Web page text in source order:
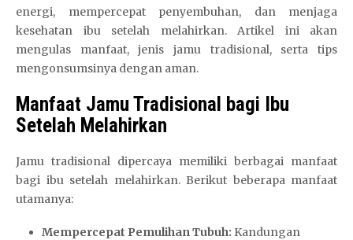
energi, mempercepat penyembuhan, dan menjaga
kesehatan ibu setelah melahirkan. Artikel ini akan
mengulas manfaat, jenis jamu tradisional, serta tips
mengonsumsinya dengan aman.
Manfaat Jamu Tradisional bagi Ibu
Setelah Melahirkan
Jamu tradisional dipercaya memiliki berbagai manfaat
bagi ibu setelah melahirkan. Berikut beberapa manfaat
utamanya:
Mempercepat Pemulihan Tubuh: Kandungan